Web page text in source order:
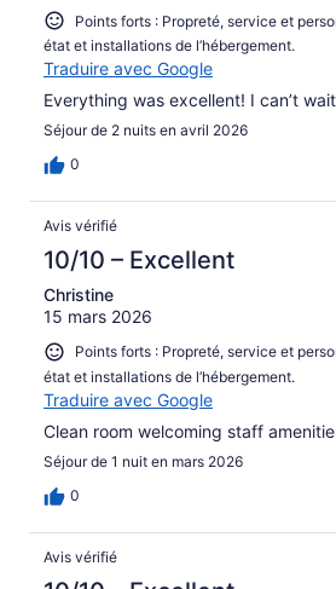
Points forts : Propreté, service et
état et installations de l’hébergement.
Traduire avec Google
Everything was excellent! I can’t
Séjour de 2 nuits en avril 2026
0
Avis vérifié
10/10 – Excellent
Christine
15 mars 2026
Points forts : Propreté, service et
état et installations de l’hébergement.
Traduire avec Google
Clean room welcoming staff
Séjour de 1 nuit en mars 2026
0
Avis vérifié